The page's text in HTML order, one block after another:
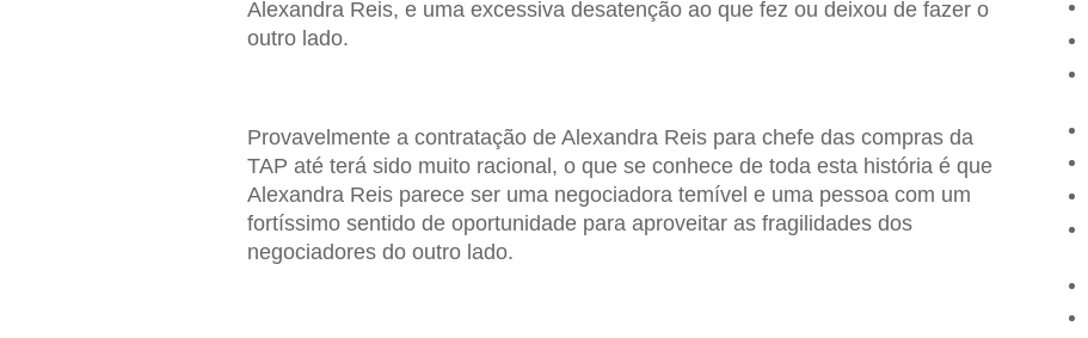
Alexandra Reis, e uma excessiva desatenção ao que fez ou deixou de fazer o
outro lado.
Provavelmente a contratação de Alexandra Reis para chefe das compras da
TAP até terá sido muito racional, o que se conhece de toda esta história é que
Alexandra Reis parece ser uma negociadora temível e uma pessoa com um
fortíssimo sentido de oportunidade para aproveitar as fragilidades dos
negociadores do outro lado.